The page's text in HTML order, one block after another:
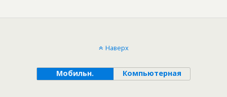
Наверх
Мобильн. Компьютерная